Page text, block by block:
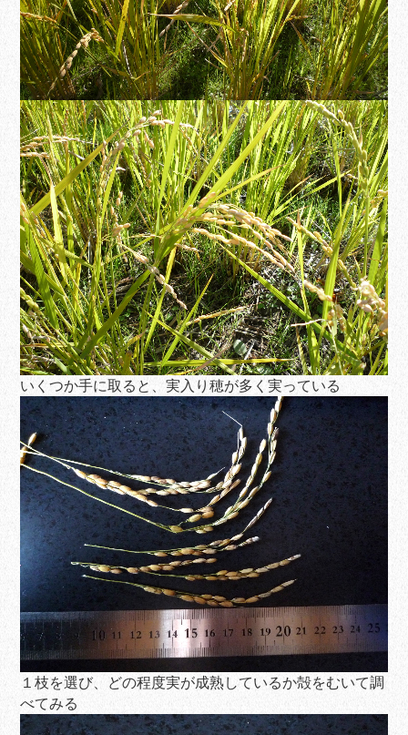
いくつか手に取ると、実入り穂が多く実っている
１枝を選び、どの程度実が成熟しているか殻をむいて調
べてみる